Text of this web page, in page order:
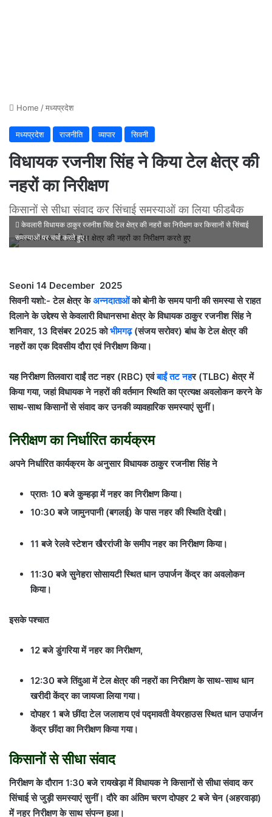
Home /मध्यप्रदेश
मध्यप्रदेश राजनीति व्यापार सिवनी
विधायक रजनीश सिंह ने किया टेल क्षेत्र की
नहरों का निरीक्षण
किसानों से सीधा संवाद कर सिंचाई समस्याओं का लिया फीडबैक
केवलारी विधायक ठाकुर रजनीश सिंह टेल क्षेत्र की नहरों का निरीक्षण कर किसानों से सिंचाई
समस्याओं पर चर्चा करते हुए।
Seoni 14 December 2025
सिवनी यशो:- टेल क्षेत्र केअन्नदाताओंको बोनी के समय पानी की समस्या से राहत
दिलाने के उद्देश्य से केवलारी विधानसभा क्षेत्र के विधायक ठाकुर रजनीश सिंह ने
शनिवार, 13 दिसंबर 2025 कोभीमगढ़(संजय सरोवर) बांध के टेल क्षेत्र की
नहरों का एक दिवसीय दौरा एवं निरीक्षण किया।
यह निरीक्षण तिलवारा दाईं तट नहर (RBC) एवंबाईं तट नहर (TLBC) क्षेत्र में
किया गया, जहां विधायक ने नहरों की वर्तमान स्थिति का प्रत्यक्ष अवलोकन करने के
साथ-साथ किसानों से संवाद कर उनकी व्यावहारिक समस्याएं सुनीं।
निरीक्षण का निर्धारित कार्यक्रम
अपने निर्धारित कार्यक्रम के अनुसार विधायक ठाकुर रजनीश सिंह ने
प्रातः 10 बजे कुम्हड़ा में नहर का निरीक्षण किया।
10:30 बजे जामुनपानी (बगलई) के पास नहर की स्थिति देखी।
11 बजे रेलवे स्टेशन खैररांजी के समीप नहर का निरीक्षण किया।
11:30 बजे सुनेहरा सोसायटी स्थित धान उपार्जन केंद्र का अवलोकन
किया।
इसके पश्चात
12 बजे डुंगरिया में नहर का निरीक्षण,
12:30 बजे तिंदुआ में टेल क्षेत्र की नहरों का निरीक्षण के साथ-साथ धान
खरीदी केंद्र का जायजा लिया गया।
दोपहर 1 बजे छींदा टेल जलाशय एवं पद्मावती वेयरहाउस स्थित धान उपार्जन
केंद्र छींदा का निरीक्षण किया गया।
किसानों से सीधा संवाद
निरीक्षण के दौरान 1:30 बजे रायखेड़ा में विधायक ने किसानों से सीधा संवाद कर
सिंचाई से जुड़ी समस्याएं सुनीं। दौरे का अंतिम चरण दोपहर 2 बजे चेन (अहरवाड़ा)
में नहर निरीक्षण के साथ संपन्न हुआ।